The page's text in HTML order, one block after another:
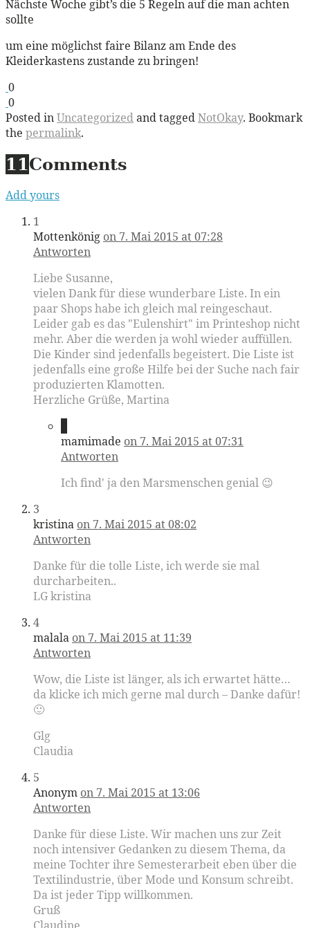
Nächste Woche gibt’s die 5 Regeln auf die man achten
sollte
um eine möglichst faire Bilanz am Ende des
Kleiderkastens zustande zu bringen!
0
0
Posted inUncategorizedand taggedNotOkay. Bookmark
the permalink.
11 Comments
Add yours
1
Mottenkönig on 7. Mai 2015 at 07:28
Antworten
Liebe Susanne,
vielen Dank für diese wunderbare Liste. In ein
paar Shops habe ich gleich mal reingeschaut.
Leider gab es das "Eulenshirt" im Printeshop nicht
mehr. Aber die werden ja wohl wieder auffüllen.
Die Kinder sind jedenfalls begeistert. Die Liste ist
jedenfalls eine große Hilfe bei der Suche nach fair
produzierten Klamotten.
Herzliche Grüße, Martina
mamimade on 7. Mai 2015 at 07:31
Antworten
Ich find' ja den Marsmenschen genial 😉
3
kristina on 7. Mai 2015 at 08:02
Antworten
Danke für die tolle Liste, ich werde sie mal
durcharbeiten..
LG kristina
4
malala on 7. Mai 2015 at 11:39
Antworten
Wow, die Liste ist länger, als ich erwartet hätte…
da klicke ich mich gerne mal durch – Danke dafür!
🙂
Glg
Claudia
5
Anonym on 7. Mai 2015 at 13:06
Antworten
Danke für diese Liste. Wir machen uns zur Zeit
noch intensiver Gedanken zu diesem Thema, da
meine Tochter ihre Semesterarbeit eben über die
Textilindustrie, über Mode und Konsum schreibt.
Da ist jeder Tipp willkommen.
Gruß